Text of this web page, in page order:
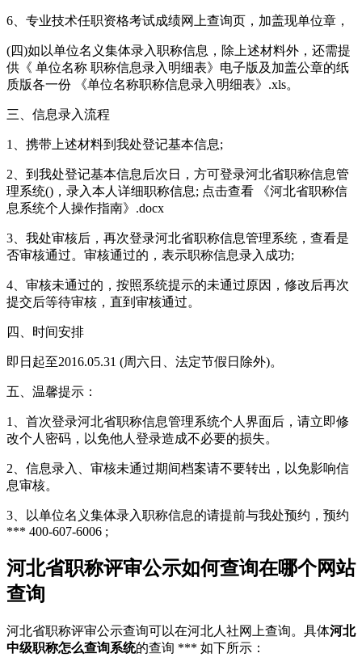
6、专业技术任职资格考试成绩网上查询页，加盖现单位章，
(四)如以单位名义集体录入职称信息，除上述材料外，还需提
供《 单位名称 职称信息录入明细表》电子版及加盖公章的纸
质版各一份 《单位名称职称信息录入明细表》.xls。
三、信息录入流程
1、携带上述材料到我处登记基本信息;
2、到我处登记基本信息后次日，方可登录河北省职称信息管
理系统()，录入本人详细职称信息; 点击查看 《河北省职称信
息系统个人操作指南》.docx
3、我处审核后，再次登录河北省职称信息管理系统，查看是
否审核通过。审核通过的，表示职称信息录入成功;
4、审核未通过的，按照系统提示的未通过原因，修改后再次
提交后等待审核，直到审核通过。
四、时间安排
即日起至2016.05.31 (周六日、法定节假日除外)。
五、温馨提示：
1、首次登录河北省职称信息管理系统个人界面后，请立即修
改个人密码，以免他人登录造成不必要的损失。
2、信息录入、审核未通过期间档案请不要转出，以免影响信
息审核。
3、以单位名义集体录入职称信息的请提前与我处预约，预约
*** 400-607-6006 ;
河北省职称评审公示如何查询在哪个网站
查询
河北省职称评审公示查询可以在河北人社网上查询。具体河北
中级职称怎么查询系统的查询 *** 如下所示：